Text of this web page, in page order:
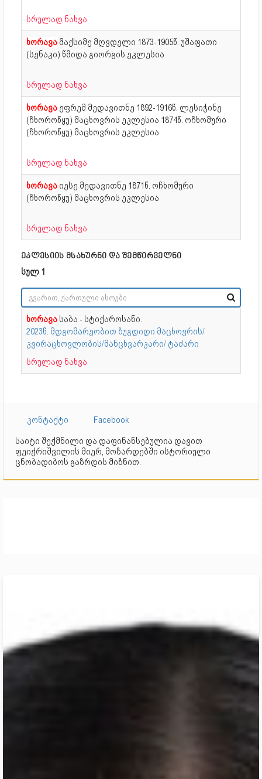
სრულად ნახვა
ხორავა მაქსიმე მღვდელი 1873-1905წ. უშაფათი
(სენაკი) წმიდა გიორგის ეკლესია
სრულად ნახვა
ხორავა ეფრემ მედავითნე 1892-1916წ. ლესიჭინე
(ჩხოროწყუ) მაცხოვრის ეკლესია 1874წ. ოჩხომური
(ჩხოროწყუ) მაცხოვრის ეკლესია
სრულად ნახვა
ხორავა იესე მედავითნე 1871წ. ოჩხომური
(ჩხოროწყუ) მაცხოვრის ეკლესია
სრულად ნახვა
ეკლესიის მსახურნი და შემწირველნი
სულ 1
ხორავა საბა - სტიქაროსანი.
2023წ. მდგომარეობით ზუგდიდი მაცხოვრის/
კვირაცხოვლობის/მანცხვარკარი/ ტაძარი
სრულად ნახვა
კონტაქტი
Facebook
საიტი შექმნილი და დაფინანსებულია დავით
ფეიქრიშვილის მიერ, მოზარდებში ისტორიული
ცნობადიბოს გაზრდის მიზნით.